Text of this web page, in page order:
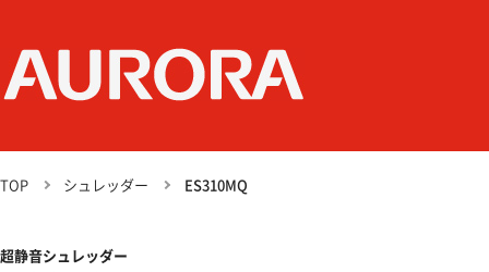
TOP シュレッダー ES310MQ
超静音シュレッダー